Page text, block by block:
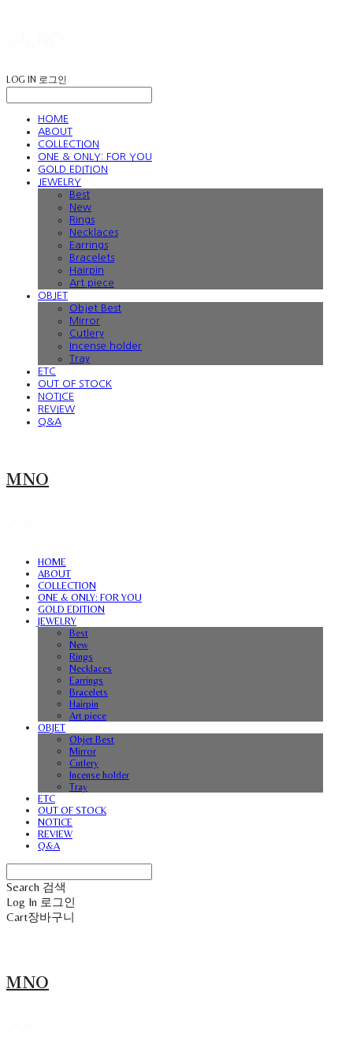
LOG IN 로그인
HOME
ABOUT
COLLECTION
ONE & ONLY: FOR YOU
GOLD EDITION
JEWELRY
Best
New
Rings
Necklaces
Earrings
Bracelets
Hairpin
Art piece
OBJET
Objet Best
Mirror
Cutlery
Incense holder
Tray
ETC
OUT OF STOCK
NOTICE
REVIEW
Q&A
MNO
HOME
ABOUT
COLLECTION
ONE & ONLY: FOR YOU
GOLD EDITION
JEWELRY
Best
New
Rings
Necklaces
Earrings
Bracelets
Hairpin
Art piece
OBJET
Objet Best
Mirror
Cutlery
Incense holder
Tray
ETC
OUT OF STOCK
NOTICE
REVIEW
Q&A
Search 검색
Log In 로그인
Cart장바구니
MNO